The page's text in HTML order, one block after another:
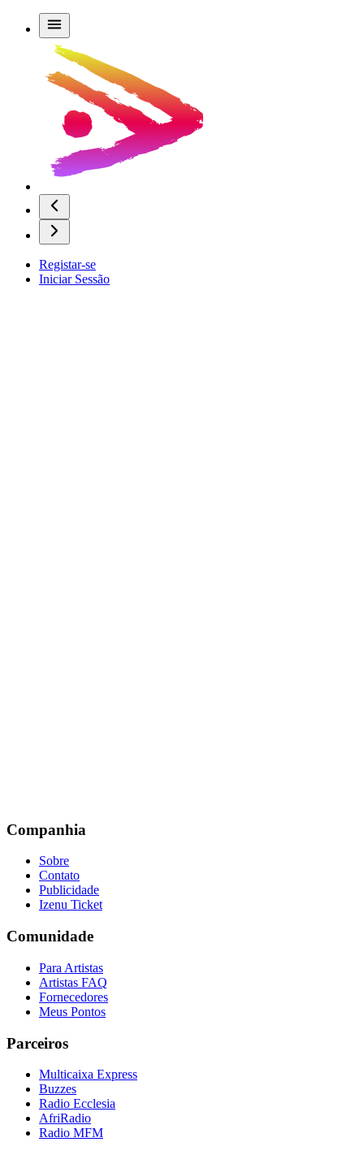
Registar-se
Iniciar Sessão
Companhia
Sobre
Contato
Publicidade
Izenu Ticket
Comunidade
Para Artistas
Artistas FAQ
Fornecedores
Meus Pontos
Parceiros
Multicaixa Express
Buzzes
Radio Ecclesia
AfriRadio
Radio MFM